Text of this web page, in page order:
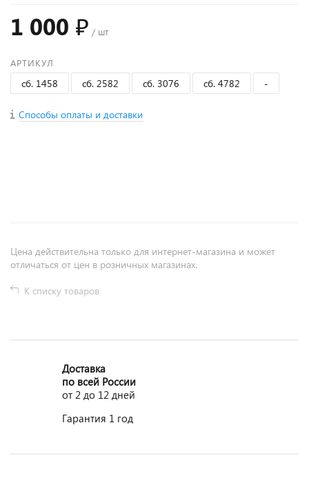
1 000 ₽ / шт
АРТИКУЛ
сб. 1458 сб. 2582 сб. 3076 сб. 4782 -
Способы оплаты и доставки
Цена действительна только для интернет-магазина и может
отличаться от цен в розничных магазинах.
К списку товаров
Доставка
по всей России
от 2 до 12 дней
Гарантия 1 год